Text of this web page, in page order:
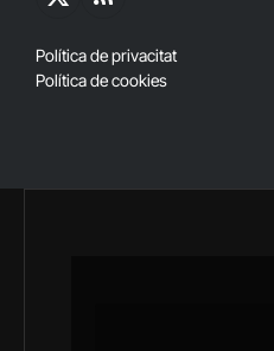
X
RSS
Política de privacitat
Política de cookies